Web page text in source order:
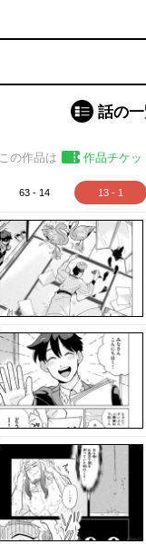
話の
この作品は 作品チケッ
63 - 14 13 - 1